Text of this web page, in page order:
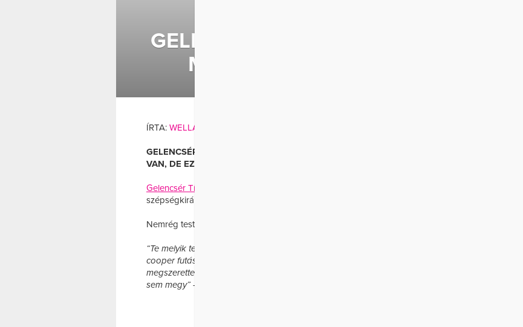
GELENCSÉR TÍMEA BOMBA, DE
MEG IS DOLGOZIK ÉRTE
ÍRTA: WELLANDFIT
GELENCSÉR TÍMEA MISS WORLD HUNGARY FANTASZTIKUS FORMÁBAN
VAN, DE EZÉRT SOKAT IS TESZ.
Gelencsér Tímea
szépségkirálynő az Exatlonban is helyt állt, harmadik helyezést ért el.
Nemrég testnevelés órán is járt:
“Te melyik tesiórás feladatot nem szereted/ szeretted? Nekem 3 mumus volt…. A
cooper futás, a kötélmászás és a kislabdahajítás… Azóta egyébként a futást
megszerettem, az Exatlonban megtanultam dobni, a kötélmászás pedig azóta
sem megy” – írta fotójához Gelencsér Tímea.